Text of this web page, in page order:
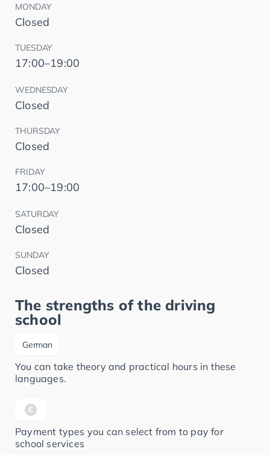
MONDAY
Closed
TUESDAY
17:00–19:00
WEDNESDAY
Closed
THURSDAY
Closed
FRIDAY
17:00–19:00
SATURDAY
Closed
SUNDAY
Closed
The strengths of the driving
school
German
You can take theory and practical hours in these
languages.
Payment types you can select from to pay for
school services